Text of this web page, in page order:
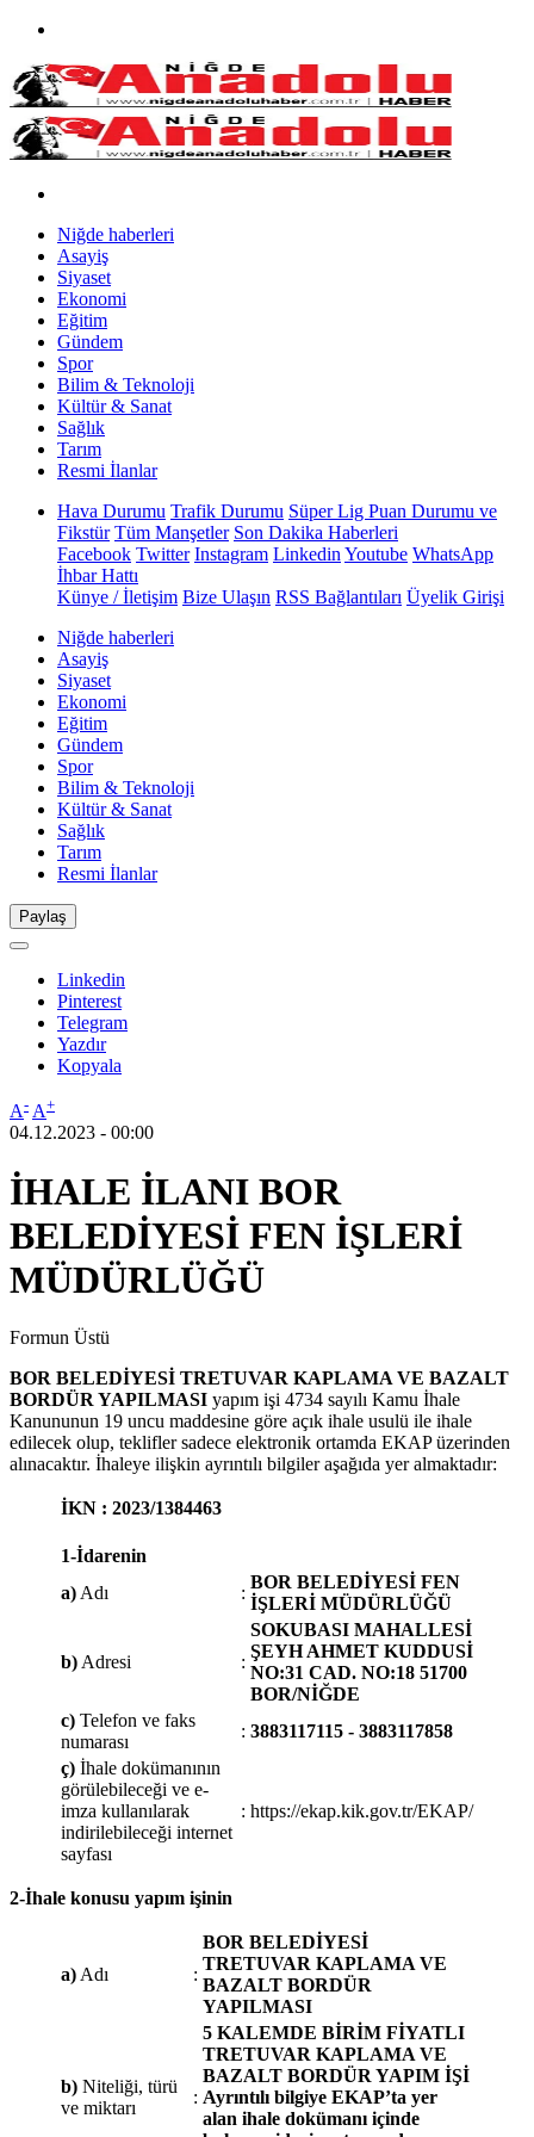
Niğde haberleri
Asayiş
Siyaset
Ekonomi
Eğitim
Gündem
Spor
Bilim & Teknoloji
Kültür & Sanat
Sağlık
Tarım
Resmi İlanlar
Hava Durumu Trafik Durumu Süper Lig Puan Durumu ve
Fikstür Tüm Manşetler Son Dakika Haberleri
Facebook Twitter Instagram Linkedin Youtube WhatsApp
İhbar Hattı
Künye / İletişim Bize Ulaşın RSS Bağlantıları Üyelik Girişi
Niğde haberleri
Asayiş
Siyaset
Ekonomi
Eğitim
Gündem
Spor
Bilim & Teknoloji
Kültür & Sanat
Sağlık
Tarım
Resmi İlanlar
Paylaş
Linkedin
Pinterest
Telegram
Yazdır
Kopyala
A- A+
04.12.2023 - 00:00
İHALE İLANI BOR
BELEDİYESİ FEN İŞLERİ
MÜDÜRLÜĞÜ
Formun Üstü
BOR BELEDİYESİ TRETUVAR KAPLAMA VE BAZALT
BORDÜR YAPILMASI yapım işi 4734 sayılı Kamu İhale
Kanununun 19 uncu maddesine göre açık ihale usulü ile ihale
edilecek olup, teklifler sadece elektronik ortamda EKAP üzerinden
alınacaktır. İhaleye ilişkin ayrıntılı bilgiler aşağıda yer almaktadır:
İKN : 2023/1384463
1-İdarenin
a) Adı :
BOR BELEDİYESİ FEN
İŞLERİ MÜDÜRLÜĞÜ
b) Adresi :
SOKUBASI MAHALLESİ
ŞEYH AHMET KUDDUSİ
NO:31 CAD. NO:18 51700
BOR/NİĞDE
c) Telefon ve faks
numarası
: 3883117115 - 3883117858
ç) İhale dokümanının
görülebileceği ve e-
imza kullanılarak
indirilebileceği internet
sayfası
: https://ekap.kik.gov.tr/EKAP/
2-İhale konusu yapım işinin
a) Adı :
BOR BELEDİYESİ
TRETUVAR KAPLAMA VE
BAZALT BORDÜR
YAPILMASI
b) Niteliği, türü
ve miktarı
:
5 KALEMDE BİRİM FİYATLI
TRETUVAR KAPLAMA VE
BAZALT BORDÜR YAPIM İŞİ
Ayrıntılı bilgiye EKAP’ta yer
alan ihale dokümanı içinde